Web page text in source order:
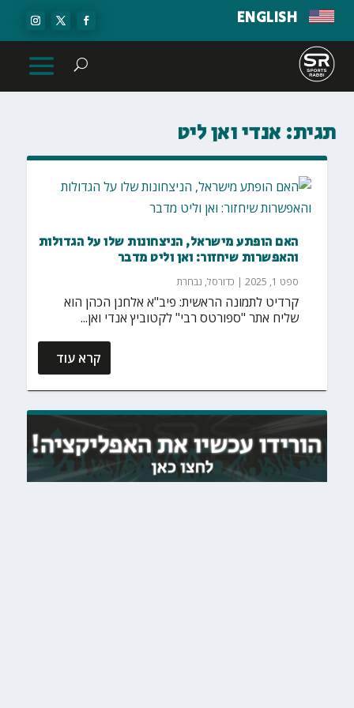
ENGLISH
תגית: אנדי ואן ליט
האם הופתע מישראל, הניצחונות שלו על הגדולות
והאפשרות שיחזור: ואן וליט מדבר
ספט 1, 2025 | כדורסל, נבחרת
קרדיט לתמונה הראשית: פיב"א אלחנן הכהן הוא
שליח אתר "ספורטס רבי" לקטוביץ אנדי ואן...
קרא עוד